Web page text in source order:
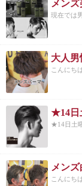
現在では
大人男
こんにち
★14日
★14日土
メン
こんにち